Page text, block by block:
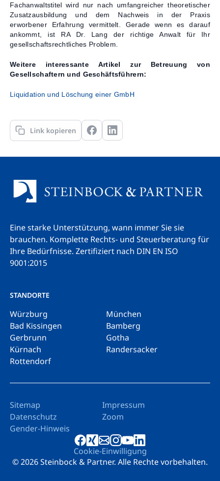
Fachanwaltstitel wird nur nach umfangreicher theoretischer
Zusatzausbildung und dem Nachweis in der Praxis
erworbener Erfahrung vermittelt. Gerade wenn es darauf
ankommt, ist RA Dr. Lang der richtige Anwalt für Ihr
gesellschaftsrechtliches Problem.
Weitere interessante Artikel zur Betreuung von
Gesellschaftern und Geschäftsführern:
Liquidation und Löschung einer GmbH
Link kopieren
Eine starke Unterstützung, wann immer Sie sie
brauchen. Komplette Rechts- und Steuerberatung für
Ihre Bedürfnisse. Zertifiziert nach DIN EN ISO
9001:2015
STANDORTE
Würzburg
München
Bad Kissingen
Bamberg
Gerbrunn
Gotha
Kürnach
Randersacker
Rottendorf
Sitemap
Impressum
Datenschutz
Zoom
Gender-Hinweis
© 2026 Steinbock & Partner. Alle Rechte vorbehalten.
Cookie-Einwilligung